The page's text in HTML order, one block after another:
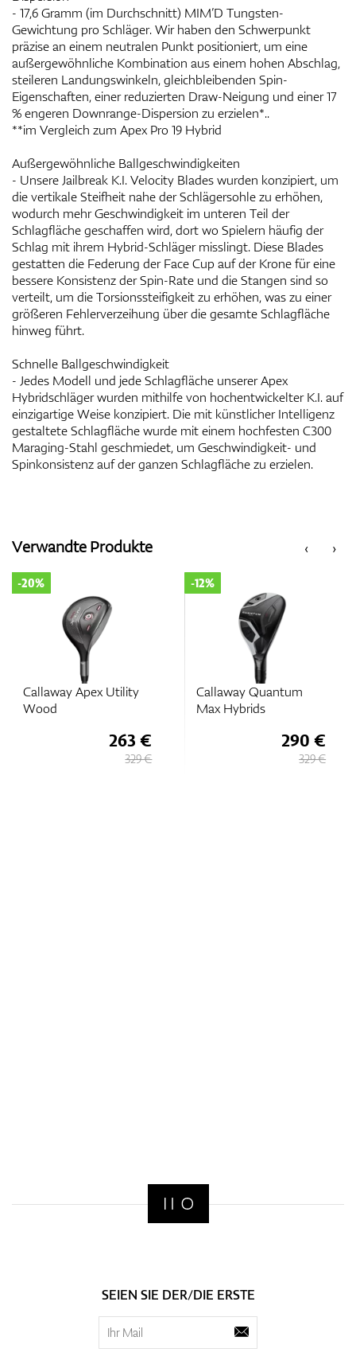
- 17,6 Gramm (im Durchschnitt) MIM’D Tungsten-
Gewichtung pro Schläger. Wir haben den Schwerpunkt
präzise an einem neutralen Punkt positioniert, um eine
außergewöhnliche Kombination aus einem hohen Abschlag,
steileren Landungswinkeln, gleichbleibenden Spin-
Eigenschaften, einer reduzierten Draw-Neigung und einer 17
% engeren Downrange-Dispersion zu erzielen*..
**im Vergleich zum Apex Pro 19 Hybrid
Außergewöhnliche Ballgeschwindigkeiten
- Unsere Jailbreak K.I. Velocity Blades wurden konzipiert, um
die vertikale Steifheit nahe der Schlägersohle zu erhöhen,
wodurch mehr Geschwindigkeit im unteren Teil der
Schlagfläche geschaffen wird, dort wo Spielern häufig der
Schlag mit ihrem Hybrid-Schläger misslingt. Diese Blades
gestatten die Federung der Face Cup auf der Krone für eine
bessere Konsistenz der Spin-Rate und die Stangen sind so
verteilt, um die Torsionssteifigkeit zu erhöhen, was zu einer
größeren Fehlerverzeihung über die gesamte Schlagfläche
hinweg führt.
Schnelle Ballgeschwindigkeit
- Jedes Modell und jede Schlagfläche unserer Apex
Hybridschläger wurden mithilfe von hochentwickelter K.I. auf
einzigartige Weise konzipiert. Die mit künstlicher Intelligenz
gestaltete Schlagfläche wurde mit einem hochfesten C300
Maraging-Stahl geschmiedet, um Geschwindigkeit- und
Spinkonsistenz auf der ganzen Schlagfläche zu erzielen.
‹
Verwandte Produkte ›
Callaway Apex Utility
Wood
-20%
263 €
329 €
Callaway Quantum
Max Hybrids
-12%
290 €
329 €
SEIEN SIE DER/DIE ERSTE